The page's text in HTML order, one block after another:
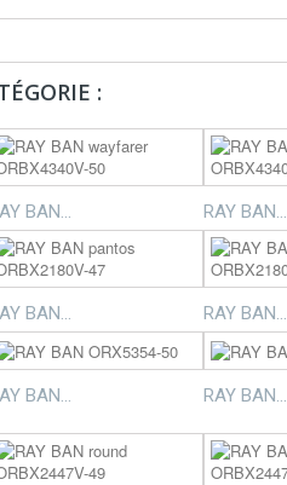
:
BAN... RAY BAN...
BAN... RAY BAN...
BAN...
RAY BAN...